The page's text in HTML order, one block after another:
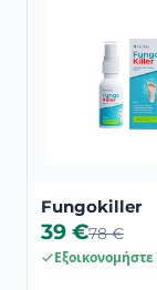
Fungokiller
39 €78 €